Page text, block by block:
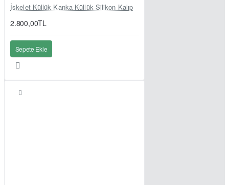
İskelet Küllük Kanka Küllük Silikon Kalıp
2.800,00TL
Sepete Ekle